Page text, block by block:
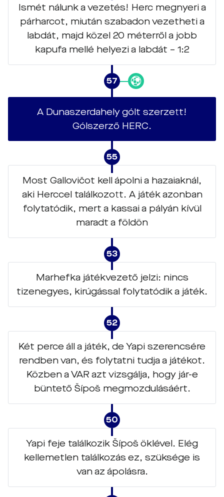
Ismét nálunk a vezetés! Herc megnyeri a
párharcot, miután szabadon vezetheti a
labdát, majd közel 20 méterről a jobb
kapufa mellé helyezi a labdát – 1:2
57
A Dunaszerdahely gólt szerzett!
Gólszerző HERC.
55
Most Gallovičot kell ápolni a hazaiaknál,
aki Herccel találkozott. A játék azonban
folytatódik, mert a kassai a pályán kívül
maradt a földön
53
Marhefka játékvezető jelzi: nincs
tizenegyes, kirúgással folytatódik a játék.
52
Két perce áll a játék, de Yapi szerencsére
rendben van, és folytatni tudja a játékot.
Közben a VAR azt vizsgálja, hogy jár-e
büntető Šípoš megmozdulásáért.
50
Yapi feje találkozik Šípoš öklével. Elég
kellemetlen találkozás ez, szüksége is
van az ápolásra.